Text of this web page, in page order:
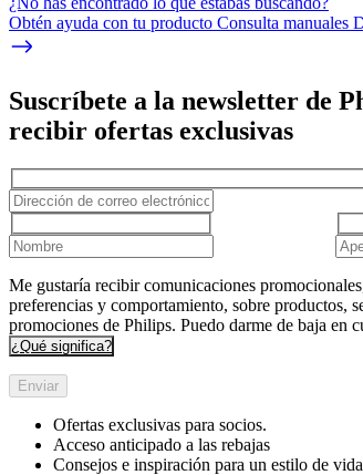
Obtén ayuda con tu producto Consulta manuales
Suscríbete a la newsletter de
recibir ofertas exclusivas
Me gustaría recibir comunicaciones
preferencias y comportamiento, sobre productos,
promociones de Philips. Puedo darme de baja en
¿Qué significa?
Enviar
Ofertas exclusivas para socios.
Acceso anticipado a las rebajas
Consejos e inspiración para un estilo de